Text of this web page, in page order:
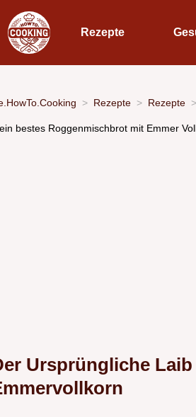
Rezepte
Rezepte Rezepte
bestes Roggenmischbrot mit Emmer
Ursprüngliche